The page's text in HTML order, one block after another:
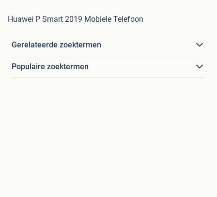
Huawei P Smart 2019 Mobiele Telefoon
Gerelateerde zoektermen
Populaire zoektermen